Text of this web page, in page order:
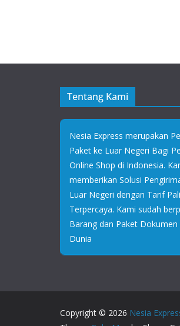
Tentang Kami
Nesia Express merupakan
Paket ke Luar Negeri Bagi
Online Shop di Indonesia.
memberikan Solusi
Luar Negeri dengan Tarif
Terpercaya. Kami sudah
Barang dan Paket
Dunia
Copyright © 2026 Nesia